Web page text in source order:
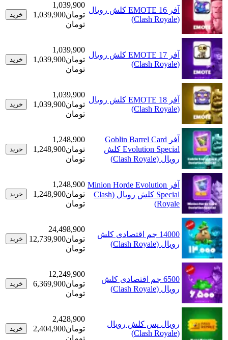
آفر EMOTE 16 کلش رویال
(Clash Royale)
1,039,900
تومان1,039,900
خرید
آفر EMOTE 17 کلش رویال
(Clash Royale)
1,039,900
تومان1,039,900
خرید
آفر EMOTE 18 کلش رویال
(Clash Royale)
1,039,900
تومان1,039,900
خرید
آفر Goblin Barrel Card
Evolution Special کلش
رویال (Clash Royale)
1,248,900
تومان
1,248,900
تومان
خرید
آفر Minion Horde Evolution
Special کلش رویال (Clash
Royale)
1,248,900
تومان1,248,900
خرید
14000 جم اقتصادی کلش
رویال (Clash Royale)
24,498,900
تومان
12,739,900
تومان
خرید
6500 جم اقتصادی کلش
رویال (Clash Royale)
12,249,900
تومان
6,369,900
تومان
خرید
رویال پس کلش رویال
(Clash Royale)
2,428,900
تومان
2,404,900
خرید